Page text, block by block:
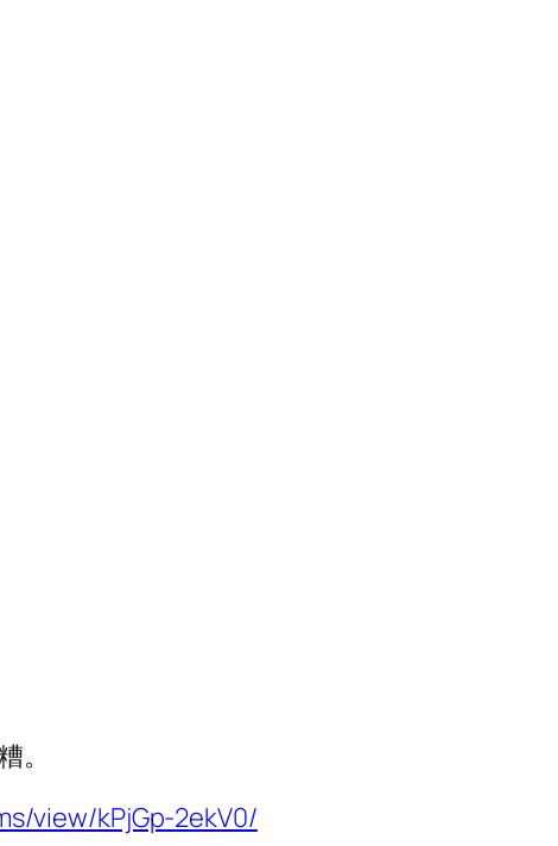
view/kPjGp-2ekV0/